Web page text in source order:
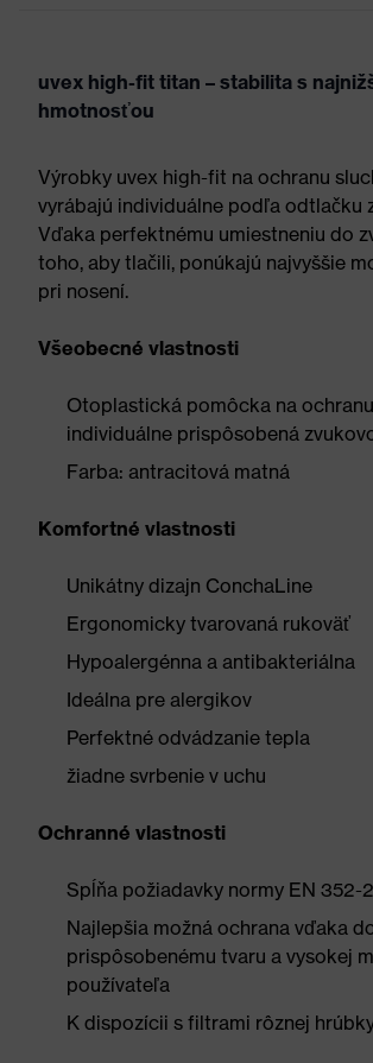
uvex high-fit titan – stabilita s
hmotnosťou
Výrobky uvex high-fit na ochranu
vyrábajú individuálne podľa odtlačku
Vďaka perfektnému umiestneniu do
toho, aby tlačili, ponúkajú najvyššie
pri nosení.
Všeobecné vlastnosti
Otoplastická pomôcka na
individuálne prispôsobená
Farba: antracitová matná
Komfortné vlastnosti
Unikátny dizajn ConchaLine
Ergonomicky tvarovaná rukoväť
Hypoalergénna a antibakteriálna
Ideálna pre alergikov
Perfektné odvádzanie tepla
žiadne svrbenie v uchu
Ochranné vlastnosti
Spĺňa požiadavky normy EN 352-2
Najlepšia možná ochrana vďaka
prispôsobenému tvaru a vysokej
používateľa
K dispozícii s filtrami rôznej